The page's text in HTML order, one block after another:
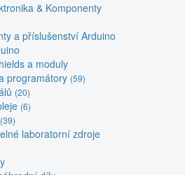
& Komponenty
a příslušenství Arduino
a moduly
programátory (59)
(20)
(6)
(39)
laboratorní zdroje